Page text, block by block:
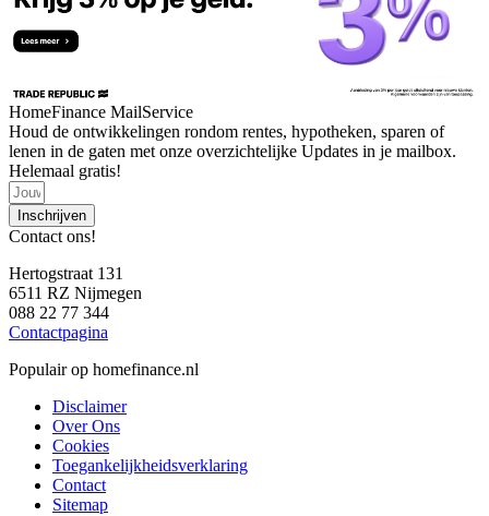
HomeFinance MailService
Houd de ontwikkelingen rondom rentes, hypotheken, sparen of
lenen in de gaten met onze overzichtelijke Updates in je mailbox.
Helemaal gratis!
Inschrijven
Contact ons!
Hertogstraat 131
6511 RZ Nijmegen
088 22 77 344
Contactpagina
Populair op homefinance.nl
Disclaimer
Over Ons
Cookies
Toegankelijkheidsverklaring
Contact
Sitemap